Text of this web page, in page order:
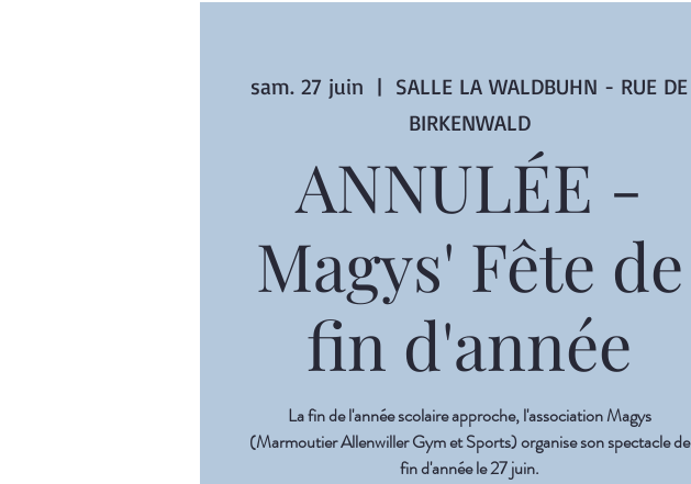
sam. 27 juin
  |
SALLE LA WALDBUHN - RUE DE
BIRKENWALD
ANNULÉE -
Magys' Fête de
fin d'année
La fin de l'année scolaire approche, l'association Magys
(Marmoutier Allenwiller Gym et Sports) organise son spectacle de
fin d'année le 27 juin.